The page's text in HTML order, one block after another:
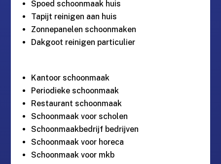
Spoed schoonmaak huis
Tapijt reinigen aan huis
Zonnepanelen schoonmaken
Dakgoot reinigen particulier
Kantoor schoonmaak
Periodieke schoonmaak
Restaurant schoonmaak
Schoonmaak voor scholen
Schoonmaakbedrijf bedrijven
Schoonmaak voor horeca
Schoonmaak voor mkb